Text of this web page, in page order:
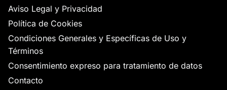
Aviso Legal y Privacidad
Política de Cookies
Condiciones Generales y Específicas de Uso y
Términos
Consentimiento expreso para tratamiento de datos
Contacto